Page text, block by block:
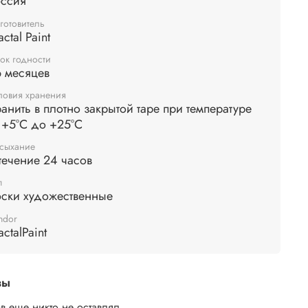
Дополнительное финишное закрепление не
Paint
годности
месяцев
хранения
в плотно закрытой таре при температуре
+5°С до +25°С
24 часов
художественные